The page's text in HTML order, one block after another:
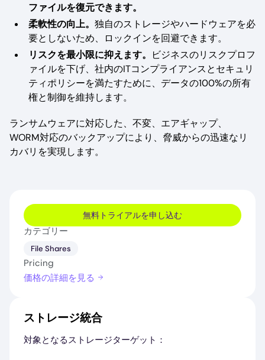
ファイルを復元できます。
柔軟性の向上。 独自のストレージやハードウェアを必
要としないため、ロックインを回避できます。
リスクを最小限に抑えます。
ビジネスのリスクプロフ
ァイルを下げ、社内のITコンプライアンスとセキュリ
ティポリシーを満たすために、データの100%の所有
権と制御を維持します。
ランサムウェアに対応した、不変、エアギャップ、
WORM対応のバックアップにより、脅威からの迅速なリ
カバリを実現します。
無料トライアルを申し込む
カテゴリー
File Shares
Pricing
価格の詳細を見る
ストレージ統合
対象となるストレージターゲット：